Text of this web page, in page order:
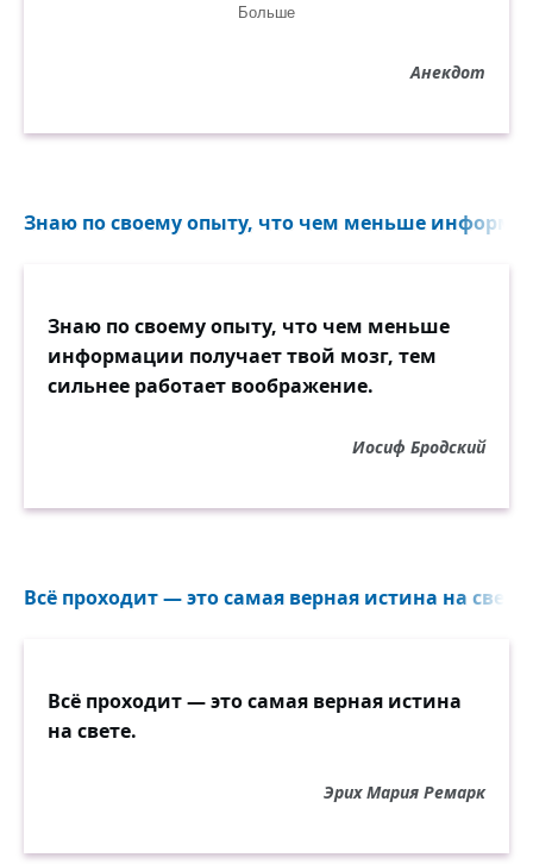
Больше
Анекдот
Знаю по своему опыту, что чем меньше
Знаю по своему опыту, что чем меньше
информации получает твой мозг, тем
сильнее работает воображение.
Иосиф Бродский
Всё проходит — это самая верная истина на
Всё проходит — это самая верная истина
на свете.
Эрих Мария Ремарк